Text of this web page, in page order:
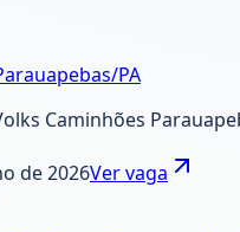
PA
Caminhões
de 2026Ver vaga